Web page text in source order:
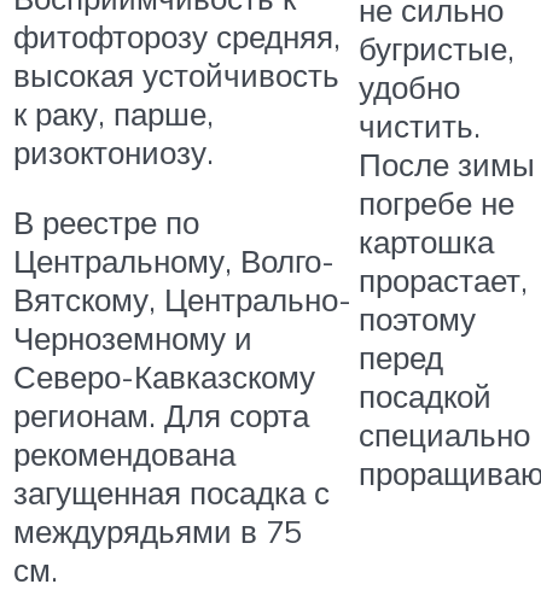
фитофторозу средняя,
высокая устойчивость
к раку, парше,
ризоктониозу.
В реестре по
Центральному, Волго-
Вятскому, Центрально-
Черноземному и
Северо-Кавказскому
регионам. Для сорта
рекомендована
загущенная посадка с
междурядьями в 75
см.
не сильно
бугристые,
удобно
чистить.
После зимы
погребе не
картошка
прорастает,
поэтому
перед
посадкой
специально